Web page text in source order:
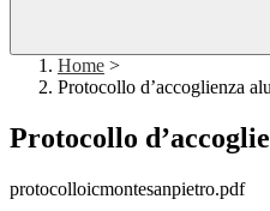
Home >
Protocollo d’accoglienza
Protocollo
protocolloicmontesanpietro.pdf